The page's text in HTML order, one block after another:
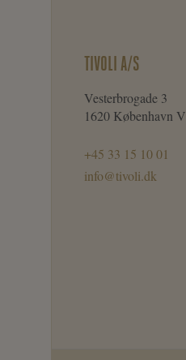
TIVOLI A/S
Vesterbrogade 3
1620 København V
+45 33 15 10 01
info@tivoli.dk